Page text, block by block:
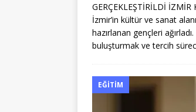
GERÇEKLEŞTİRİLDİ İZMİR
İzmir’in kültür ve sanat
hazırlanan gençleri
buluşturmak ve tercih
EĞITIM